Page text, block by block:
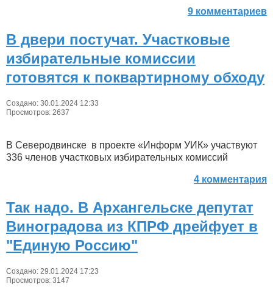
9 комментариев
В двери постучат. Участковые
избирательные комиссии
готовятся к поквартирному обходу
Создано: 30.01.2024 12:33
Просмотров: 2637
В Северодвинске в проекте «Информ УИК» участвуют
336 членов участковых избирательных комиссий
4 комментария
Так надо. В Архангельске депутат
Виноградова из КПРФ дрейфует в
"Единую Россию"
Создано: 29.01.2024 17:23
Просмотров: 3147